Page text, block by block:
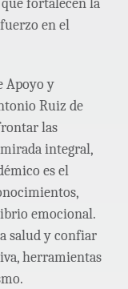
que fortalecen la
en el
Apoyo y
Ruiz de
las
integral,
es el
emocional.
salud y confiar
herramientas